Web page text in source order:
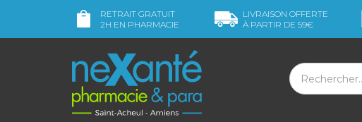
RETRAIT GRATUIT
2H EN PHARMACIE
LIVRAISON OFFERTE
À PARTIR DE 59€